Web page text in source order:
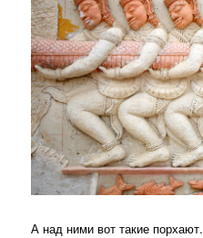
А над ними вот такие порхают.